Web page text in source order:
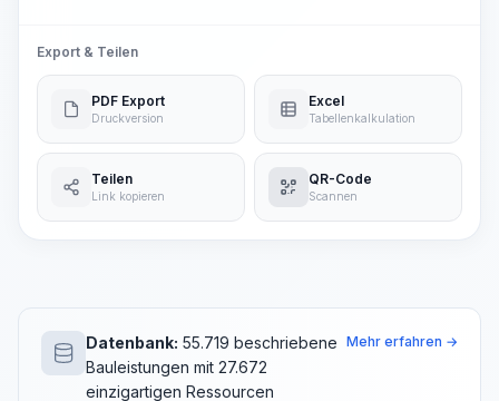
Export & Teilen
PDF Export
Druckversion
Excel
Tabellenkalkulation
Teilen
Link kopieren
QR-Code
Scannen
Datenbank: 55.719 beschriebene
Bauleistungen mit 27.672
einzigartigen Ressourcen
Mehr erfahren →